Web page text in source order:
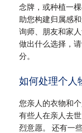
念牌，或种植一
助您构建归属感
询师、朋友和家
做出什么选择，
分。
如何处理个人
您亲人的衣物和
有些人在亲人去
烈意愿。 还有一